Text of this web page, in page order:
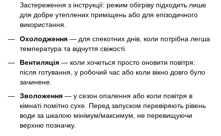
Застереження з інструкції: режим обігріву підходить лише
для добре утеплених приміщень або для епізодичного
використання.
Охолодження — для спекотних днів, коли потрібна легша
температура та відчуття свіжості.
Вентиляція — коли хочеться просто оновити повітря:
після готування, у робочий час або коли вікно довго було
зачинене.
Зволоження — у сезон опалення або коли повітря в
кімнаті помітно сухе. Перед запуском перевіряють рівень
води за шкалою мінімум/максимум, не перевищуючи
верхню позначку.